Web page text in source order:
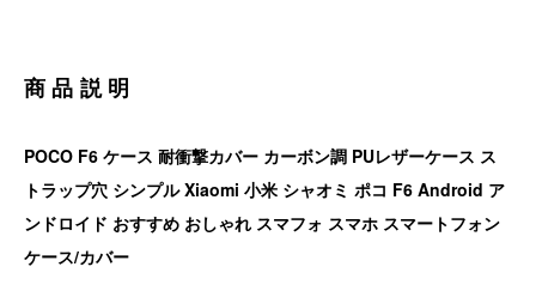
商品説明
POCO F6 ケース 耐衝撃カバー カーボン調 PUレザーケース ス
トラップ穴 シンプル Xiaomi 小米 シャオミ ポコ F6 Android ア
ンドロイド おすすめ おしゃれ スマフォ スマホ スマートフォン
ケース/カバー